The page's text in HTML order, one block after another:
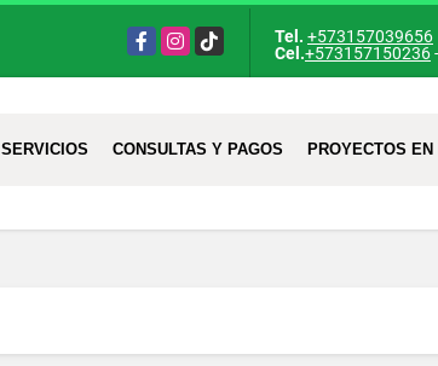
FacebookInstagram
TikTok Tel. +573157039656
Cel.+573157150236-
SERVICIOS CONSULTAS Y PAGOS